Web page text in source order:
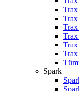
Trax
Trax
Trax
Trax
Trax
Spark